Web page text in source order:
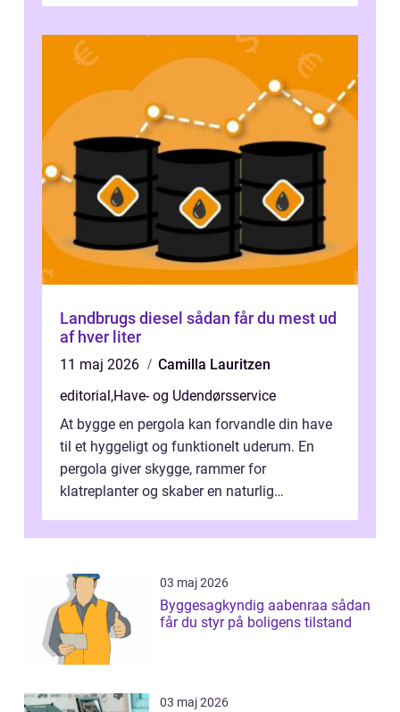
Landbrugs diesel sådan får du mest ud
af hver liter
11 maj 2026
Camilla Lauritzen
editorial,Have- og Udendørsservice
At bygge en pergola kan forvandle din have
til et hyggeligt og funktionelt uderum. En
pergola giver skygge, rammer for
klatreplanter og skaber en naturlig
d...
03 maj 2026
Byggesagkyndig aabenraa sådan
får du styr på boligens tilstand
03 maj 2026